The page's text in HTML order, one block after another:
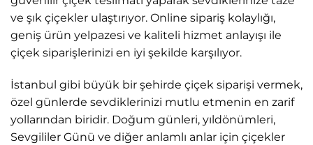
ve şık çiçekler ulaştırıyor. Online sipariş kolaylığı,
geniş ürün yelpazesi ve kaliteli hizmet anlayışı ile
çiçek siparişlerinizi en iyi şekilde karşılıyor.
İstanbul gibi büyük bir şehirde çiçek siparişi vermek,
özel günlerde sevdiklerinizi mutlu etmenin en zarif
yollarından biridir. Doğum günleri, yıldönümleri,
Sevgililer Günü ve diğer anlamlı anlar için çiçekler